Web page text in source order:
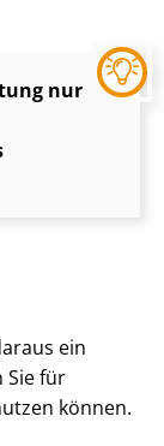
nur
ein
Sie für
können.